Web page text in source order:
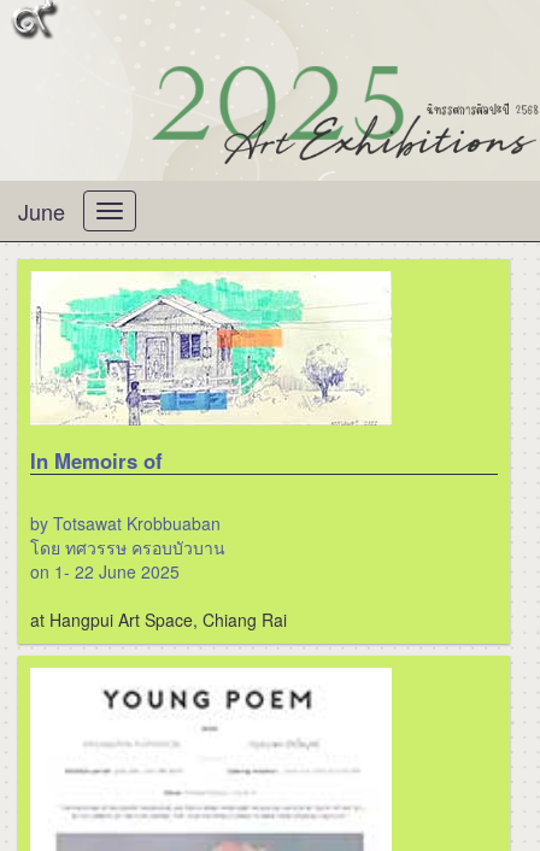
Toggle
navigation
June
In Memoirs of
by Totsawat Krobbuaban
โดย ทศวรรษ ครอบบัวบาน
on 1- 22 June 2025
at Hangpui Art Space, Chiang Rai